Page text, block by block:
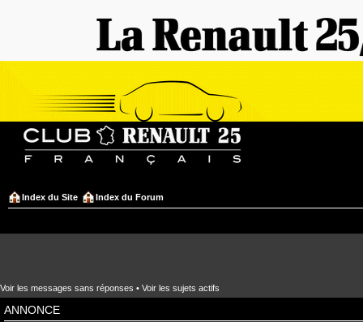
Index du Site Index du Forum
Voir les messages sans réponses • Voir les sujets actifs
ANNONCE